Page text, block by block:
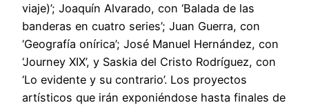
viaje)’; Joaquín Alvarado, con ‘Balada de las
banderas en cuatro series’; Juan Guerra, con
‘Geografía onírica’; José Manuel Hernández, con
‘Journey XIX’, y Saskia del Cristo Rodríguez, con
‘Lo evidente y su contrario’. Los proyectos
artísticos que irán exponiéndose hasta finales de